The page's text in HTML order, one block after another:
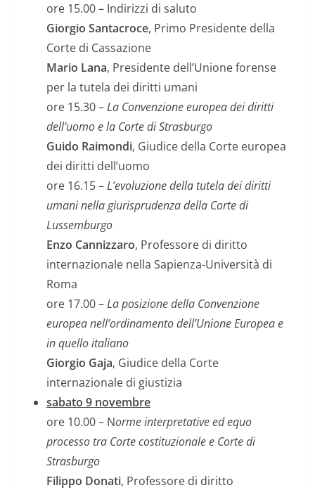
ore 15.00 – Indirizzi di saluto
Giorgio Santacroce, Primo Presidente della
Corte di Cassazione
Mario Lana, Presidente dell’Unione forense
per la tutela dei diritti umani
ore 15.30 –La Convenzione europea dei diritti
dell’uomo e la Corte di Strasburgo
Guido Raimondi, Giudice della Corte europea
dei diritti dell’uomo
ore 16.15 –L’evoluzione della tutela dei diritti
umani nella giurisprudenza della Corte di
Lussemburgo
Enzo Cannizzaro, Professore di diritto
internazionale nella Sapienza-Università di
Roma
ore 17.00 –La posizione della Convenzione
europea nell’ordinamento dell’Unione Europea e
in quello italiano
Giorgio Gaja, Giudice della Corte
internazionale di giustizia
sabato 9 novembre
ore 10.00 – Norme interpretative ed equo
processo tra Corte costituzionale e Corte di
Strasburgo
Filippo Donati, Professore di diritto